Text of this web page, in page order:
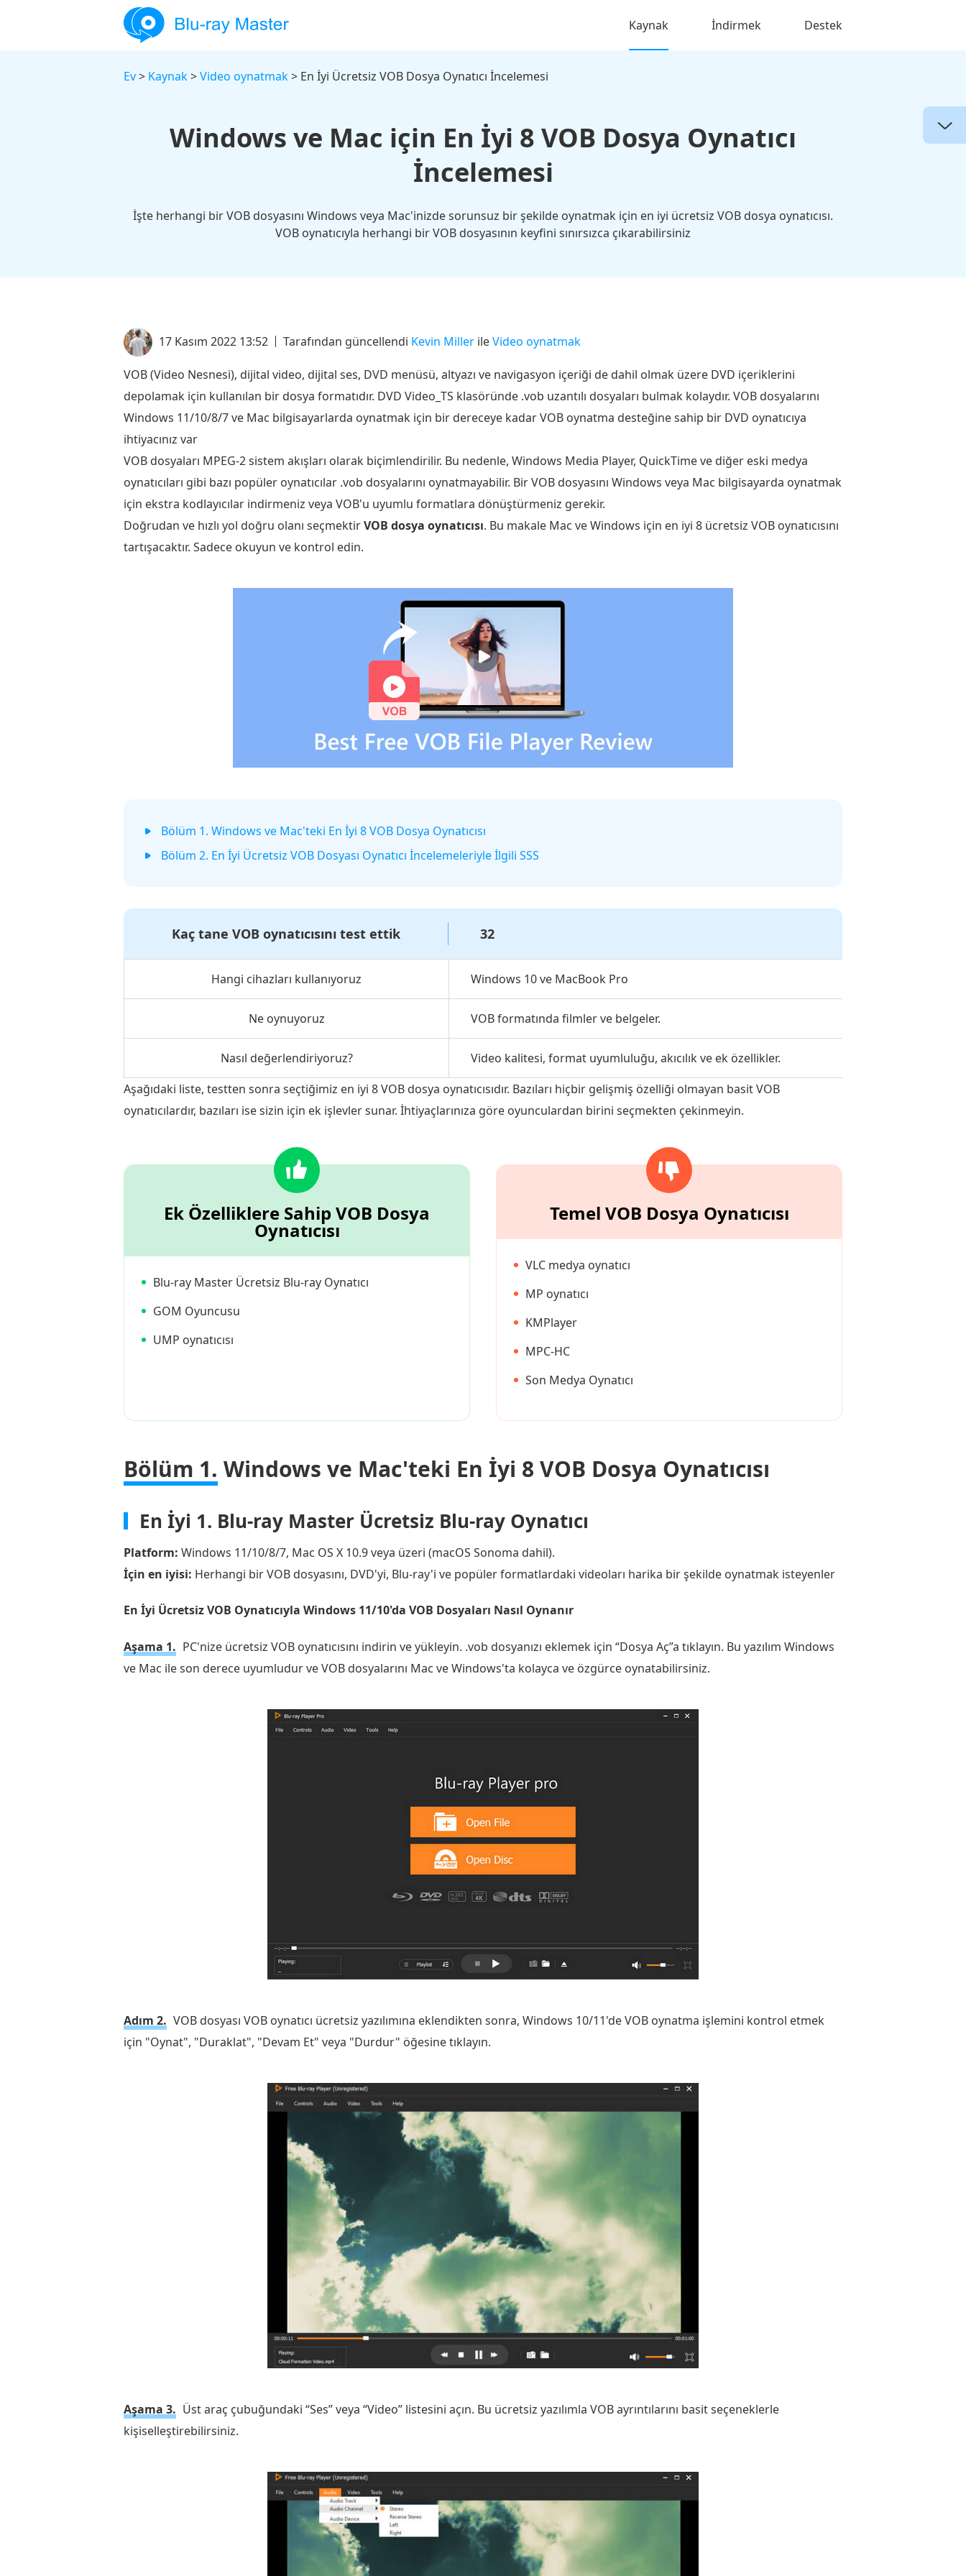
Kaynak İndirmek Destek
Ev> Kaynak>Video oynatmak> En İyi Ücretsiz VOB Dosya Oynatıcı İncelemesi
Windows ve Mac için En İyi 8 VOB Dosya Oynatıcı
İncelemesi
İşte herhangi bir VOB dosyasını Windows veya Mac'inizde sorunsuz bir şekilde oynatmak için en iyi ücretsiz VOB dosya oynatıcısı.
VOB oynatıcıyla herhangi bir VOB dosyasının keyfini sınırsızca çıkarabilirsiniz
17 Kasım 2022 13:52 Tarafından güncellendi Kevin Miller ileVideo oynatmak
VOB (Video Nesnesi), dijital video, dijital ses, DVD menüsü, altyazı ve navigasyon içeriği de dahil olmak üzere DVD içeriklerini
depolamak için kullanılan bir dosya formatıdır. DVD Video_TS klasöründe .vob uzantılı dosyaları bulmak kolaydır. VOB dosyalarını
Windows 11/10/8/7 ve Mac bilgisayarlarda oynatmak için bir dereceye kadar VOB oynatma desteğine sahip bir DVD oynatıcıya
ihtiyacınız var
VOB dosyaları MPEG-2 sistem akışları olarak biçimlendirilir. Bu nedenle, Windows Media Player, QuickTime ve diğer eski medya
oynatıcıları gibi bazı popüler oynatıcılar .vob dosyalarını oynatmayabilir. Bir VOB dosyasını Windows veya Mac bilgisayarda oynatmak
için ekstra kodlayıcılar indirmeniz veya VOB'u uyumlu formatlara dönüştürmeniz gerekir.
Doğrudan ve hızlı yol doğru olanı seçmektirVOB dosya oynatıcısı. Bu makale Mac ve Windows için en iyi 8 ücretsiz VOB oynatıcısını
tartışacaktır. Sadece okuyun ve kontrol edin.
Bölüm 1. Windows ve Mac'teki En İyi 8 VOB Dosya Oynatıcısı
Bölüm 2. En İyi Ücretsiz VOB Dosyası Oynatıcı İncelemeleriyle İlgili SSS
Kaç tane VOB oynatıcısını test ettik 32
Hangi cihazları kullanıyoruz Windows 10 ve MacBook Pro
Ne oynuyoruz VOB formatında filmler ve belgeler.
Nasıl değerlendiriyoruz?
Video kalitesi, format uyumluluğu, akıcılık ve ek özellikler.
Aşağıdaki liste, testten sonra seçtiğimiz en iyi 8 VOB dosya oynatıcısıdır. Bazıları hiçbir gelişmiş özelliği olmayan basit VOB
oynatıcılardır, bazıları ise sizin için ek işlevler sunar. İhtiyaçlarınıza göre oyunculardan birini seçmekten çekinmeyin.
Ek Özelliklere Sahip VOB Dosya
Oynatıcısı
Blu-ray Master Ücretsiz Blu-ray Oynatıcı
GOM Oyuncusu
UMP oynatıcısı
Temel VOB Dosya Oynatıcısı
VLC medya oynatıcı
MP oynatıcı
KMPlayer
MPC-HC
Son Medya Oynatıcı
Bölüm 1. Windows ve Mac'teki En İyi 8 VOB Dosya Oynatıcısı
En İyi 1. Blu-ray Master Ücretsiz Blu-ray Oynatıcı
Platform: Windows 11/10/8/7, Mac OS X 10.9 veya üzeri (macOS Sonoma dahil).
İçin en iyisi: Herhangi bir VOB dosyasını, DVD'yi, Blu-ray'i ve popüler formatlardaki videoları harika bir şekilde oynatmak isteyenler
En İyi Ücretsiz VOB Oynatıcıyla Windows 11/10'da VOB Dosyaları Nasıl Oynanır
Aşama 1. PC'nize ücretsiz VOB oynatıcısını indirin ve yükleyin. .vob dosyanızı eklemek için “Dosya Aç”a tıklayın. Bu yazılım Windows
ve Mac ile son derece uyumludur ve VOB dosyalarını Mac ve Windows'ta kolayca ve özgürce oynatabilirsiniz.
Adım 2. VOB dosyası VOB oynatıcı ücretsiz yazılımına eklendikten sonra, Windows 10/11'de VOB oynatma işlemini kontrol etmek
için "Oynat", "Duraklat", "Devam Et" veya "Durdur" öğesine tıklayın.
Aşama 3. Üst araç çubuğundaki “Ses” veya “Video” listesini açın. Bu ücretsiz yazılımla VOB ayrıntılarını basit seçeneklerle
kişiselleştirebilirsiniz.